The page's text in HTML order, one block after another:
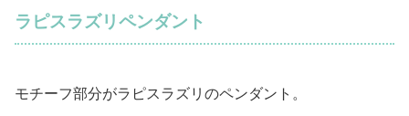
ラピスラズリペンダント
モチーフ部分がラピスラズリのペンダント。